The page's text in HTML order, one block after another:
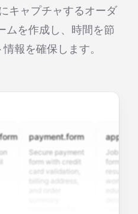
キャプチャするオーダ
ムを作成し、時間を節
報を確保します。
payment.form
Secure payment
form with credit
card validation,
Job
form with
resume